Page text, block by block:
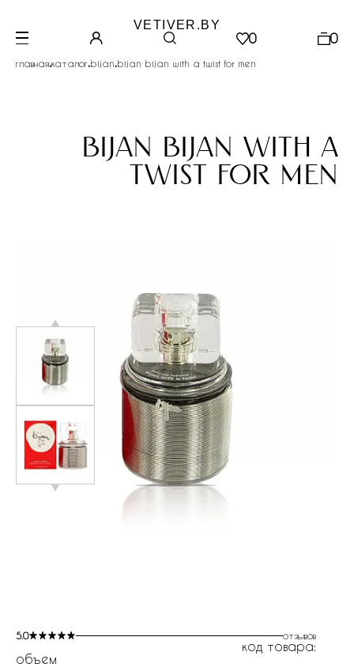
VETIVER.BY
0 0
главная.каталог.bijan.bijan bijan with a twist for men
bijan bijan with a
twist for men
5.0 отзывов
код товара:
объем